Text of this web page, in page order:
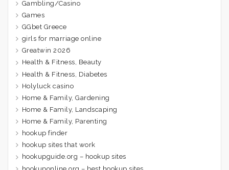
Gambling/Casino
Games
GGbet Greece
girls for marriage online
Greatwin 2026
Health & Fitness, Beauty
Health & Fitness, Diabetes
Holyluck casino
Home & Family, Gardening
Home & Family, Landscaping
Home & Family, Parenting
hookup finder
hookup sites that work
hookupguide.org – hookup sites